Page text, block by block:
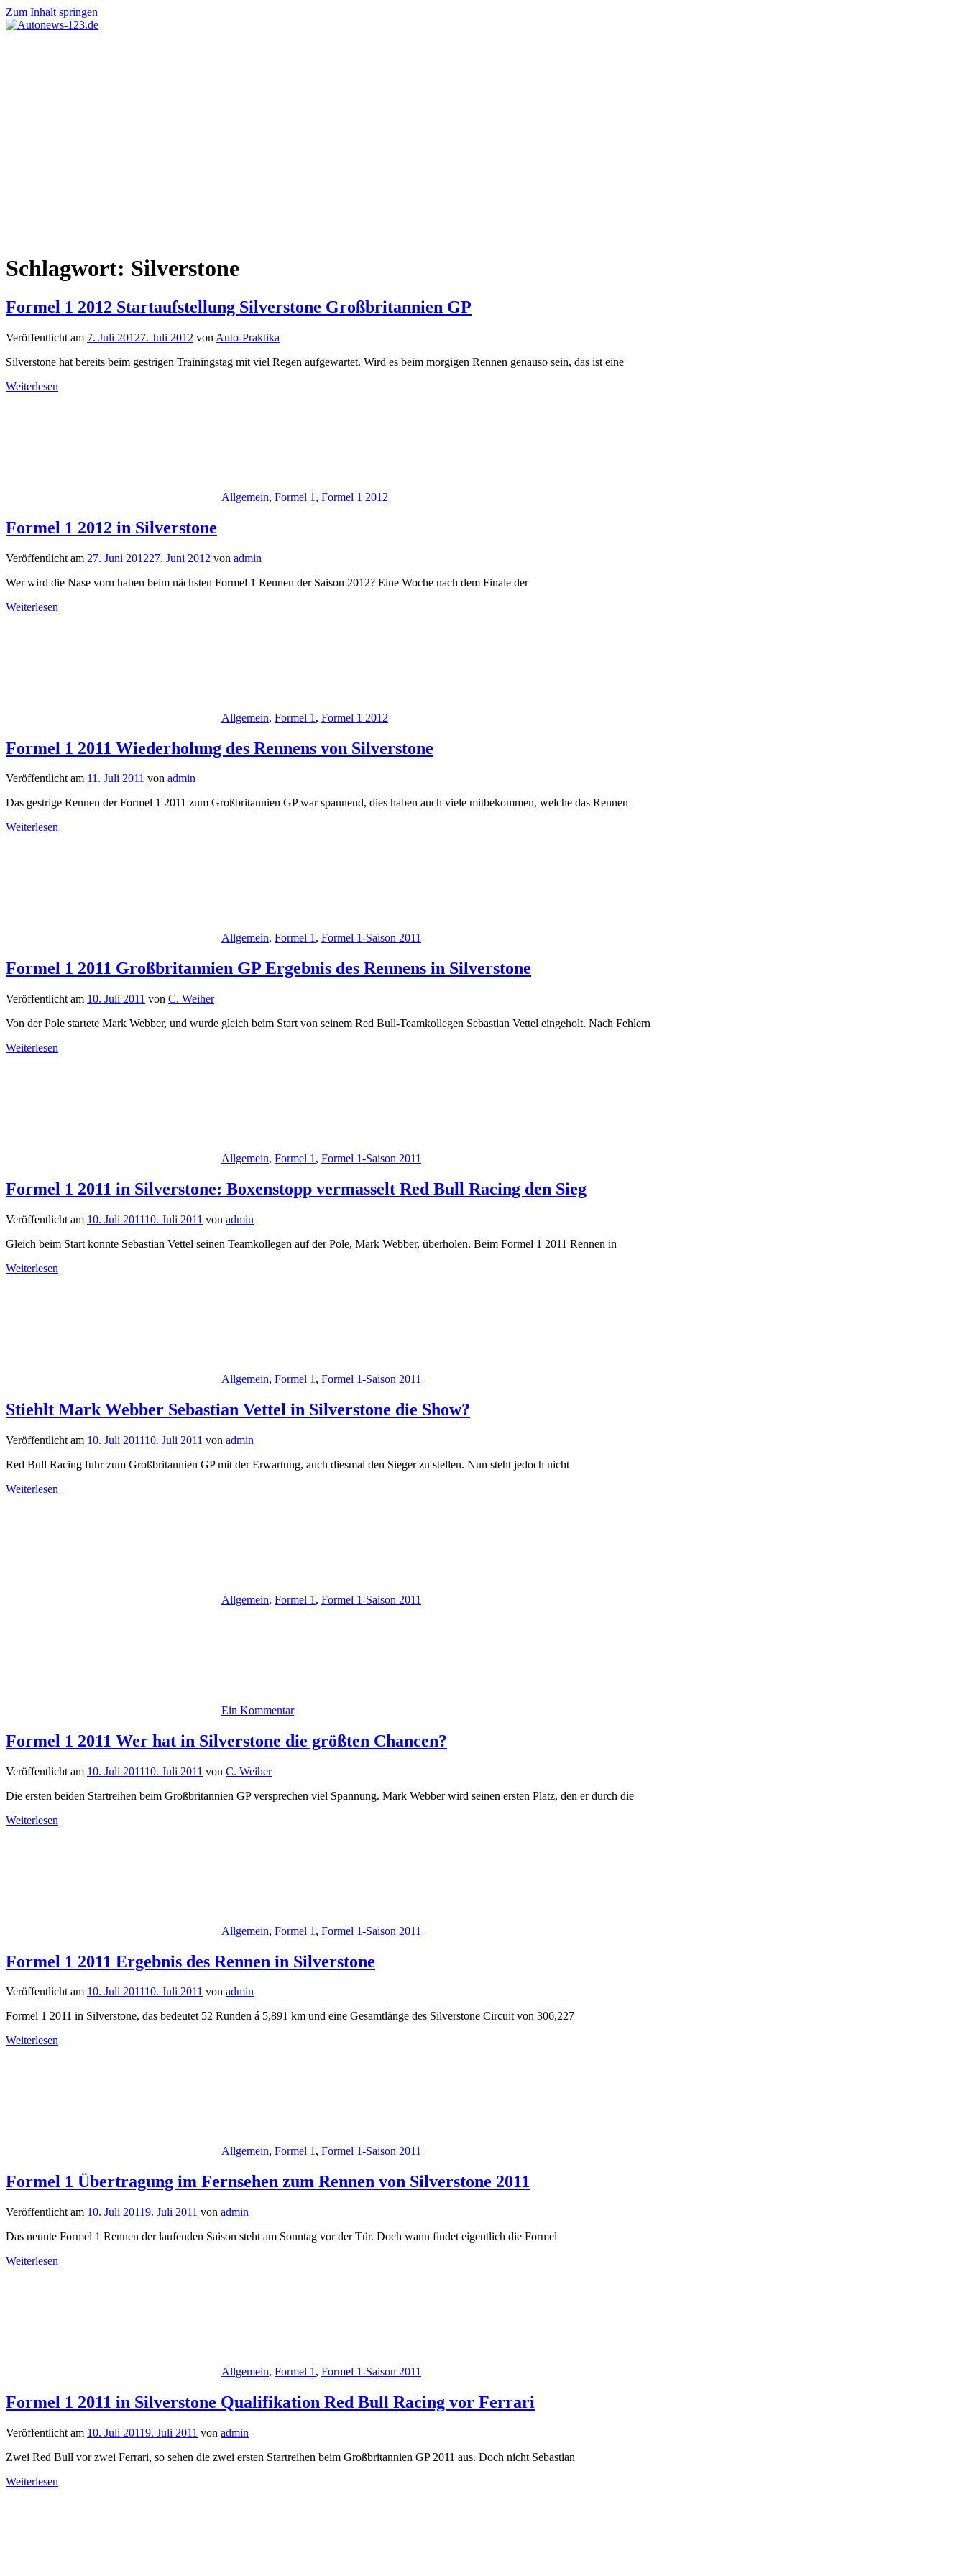
Zum Inhalt springen
Schlagwort: Silverstone
Formel 1 2012 Startaufstellung Silverstone Großbritannien GP
Veröffentlicht am 7. Juli 20127. Juli 2012 von Auto-Praktika
Silverstone hat bereits beim gestrigen Trainingstag mit viel Regen aufgewartet. Wird es beim morgigen Rennen genauso sein, das ist eine
Weiterlesen
Allgemein, Formel 1 , Formel 1 2012
Formel 1 2012 in Silverstone
Veröffentlicht am 27. Juni 201227. Juni 2012 von admin
Wer wird die Nase vorn haben beim nächsten Formel 1 Rennen der Saison 2012? Eine Woche nach dem Finale der
Weiterlesen
Allgemein, Formel 1 , Formel 1 2012
Formel 1 2011 Wiederholung des Rennens von Silverstone
Veröffentlicht am 11. Juli 2011 von admin
Das gestrige Rennen der Formel 1 2011 zum Großbritannien GP war spannend, dies haben auch viele mitbekommen, welche das Rennen
Weiterlesen
Allgemein, Formel 1, Formel 1-Saison 2011
Formel 1 2011 Großbritannien GP Ergebnis des Rennens in Silverstone
Veröffentlicht am 10. Juli 2011 von C. Weiher
Von der Pole startete Mark Webber, und wurde gleich beim Start von seinem Red Bull-Teamkollegen Sebastian Vettel eingeholt. Nach Fehlern
Weiterlesen
Allgemein, Formel 1 , Formel 1-Saison 2011
Formel 1 2011 in Silverstone: Boxenstopp vermasselt Red Bull Racing den Sieg
Veröffentlicht am 10. Juli 201110. Juli 2011 von admin
Gleich beim Start konnte Sebastian Vettel seinen Teamkollegen auf der Pole, Mark Webber, überholen. Beim Formel 1 2011 Rennen in
Weiterlesen
Allgemein, Formel 1 , Formel 1-Saison 2011
Stiehlt Mark Webber Sebastian Vettel in Silverstone die Show?
Veröffentlicht am 10. Juli 201110. Juli 2011 von admin
Red Bull Racing fuhr zum Großbritannien GP mit der Erwartung, auch diesmal den Sieger zu stellen. Nun steht jedoch nicht
Weiterlesen
Allgemein, Formel 1 , Formel 1-Saison 2011
Ein Kommentar
Formel 1 2011 Wer hat in Silverstone die größten Chancen?
Veröffentlicht am 10. Juli 201110. Juli 2011 von C. Weiher
Die ersten beiden Startreihen beim Großbritannien GP versprechen viel Spannung. Mark Webber wird seinen ersten Platz, den er durch die
Weiterlesen
Allgemein, Formel 1 , Formel 1-Saison 2011
Formel 1 2011 Ergebnis des Rennen in Silverstone
Veröffentlicht am 10. Juli 201110. Juli 2011 von admin
Formel 1 2011 in Silverstone, das bedeutet 52 Runden á 5,891 km und eine Gesamtlänge des Silverstone Circuit von 306,227
Weiterlesen
Allgemein, Formel 1, Formel 1-Saison 2011
Formel 1 Übertragung im Fernsehen zum Rennen von Silverstone 2011
Veröffentlicht am 10. Juli 20119. Juli 2011 von admin
Das neunte Formel 1 Rennen der laufenden Saison steht am Sonntag vor der Tür. Doch wann findet eigentlich die Formel
Weiterlesen
Allgemein, Formel 1 , Formel 1-Saison 2011
Formel 1 2011 in Silverstone Qualifikation Red Bull Racing vor Ferrari
Veröffentlicht am 10. Juli 20119. Juli 2011 von admin
Zwei Red Bull vor zwei Ferrari, so sehen die zwei ersten Startreihen beim Großbritannien GP 2011 aus. Doch nicht Sebastian
Weiterlesen